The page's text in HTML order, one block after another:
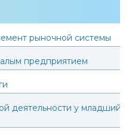
рыночной системы
предприятием
деятельности у младший